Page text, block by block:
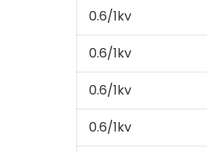
0.6/1kv
0.6/1kv
0.6/1kv
0.6/1kv